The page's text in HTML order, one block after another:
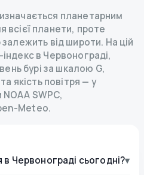
планетарним
всієї планети, проте
залежить від широти. На цій
в Червонограді,
бурі за шкалою G,
якість повітря — у
SWPC,
Meteo.
в Червонограді сьогодні?▾